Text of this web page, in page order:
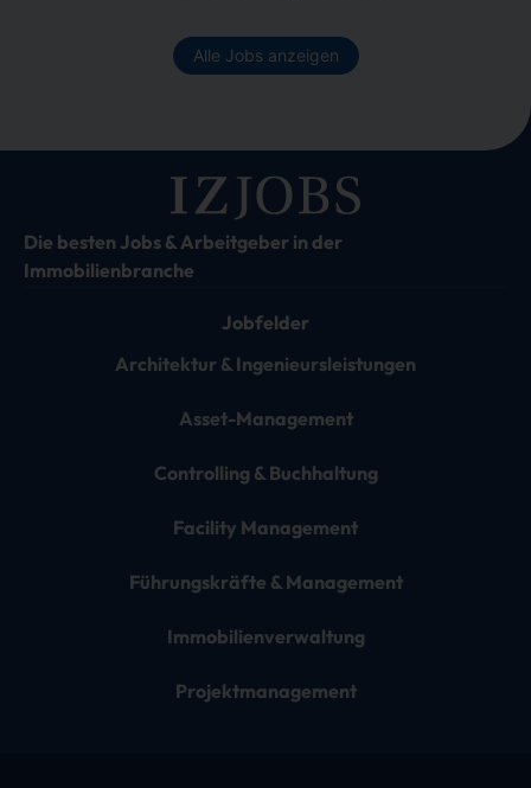
Alle Jobs anzeigen
Die besten Jobs & Arbeitgeber in der
Immobilienbranche
Jobfelder
Architektur & Ingenieursleistungen
Asset-Management
Controlling & Buchhaltung
Facility Management
Führungskräfte & Management
Immobilienverwaltung
Projektmanagement